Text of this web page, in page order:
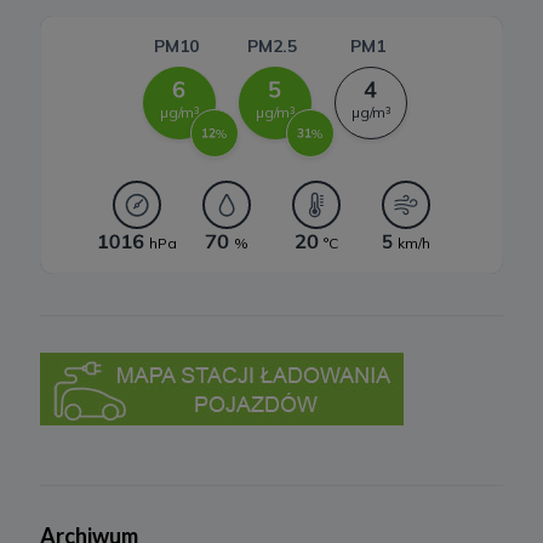
Archiwum
istnieją dla nas ważne prawnie uzasadnione podstawy, które są
nadrzędne wobec Twoich interesów, praw i wolności lub Twoje
dane będą nam niezbędne do ewentualnego ustalenia,
dochodzenia lub obrony roszczeń.
W każdej chwili przysługuje Ci prawo do wniesienia sprzeciwu
wobec przetwarzania Twoich danych w celu prowadzenia
zaprzestaniemy przetwarzania danych w tym celu.
7. Okres przechowywania danych
Twoje dane osobowe:
celach statystycznych, rozliczeniowych lub w celu dochodzenia
roszczeń,
b) niezbędne do dostosowania treści serwisu do zainteresowań,